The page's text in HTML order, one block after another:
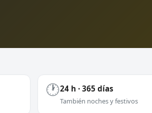
🕐24 h · 365 días
También noches y festivos